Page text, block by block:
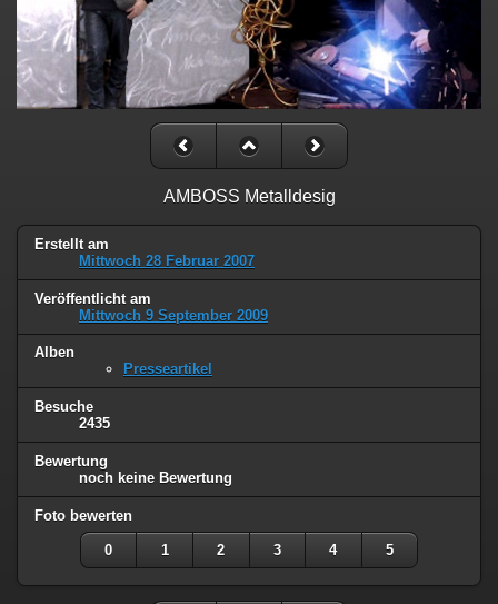
AMBOSS Metalldesig
Erstellt am
Mittwoch 28 Februar 2007
Veröffentlicht am
Mittwoch 9 September 2009
Alben
Presseartikel
Besuche
2435
Bewertung
noch keine Bewertung
Foto bewerten
0 1 2 3 4 5